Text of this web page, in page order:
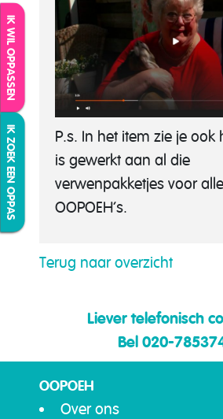
IK WIL OPPASSEN
IK ZOEK EEN OPPAS
P.s. In het item zie je ook
is gewerkt aan al die
verwenpakketjes voor alle
OOPOEH’s.
Terug naar overzicht
Liever telefonisch
Bel 020-
OOPOEH
Over ons